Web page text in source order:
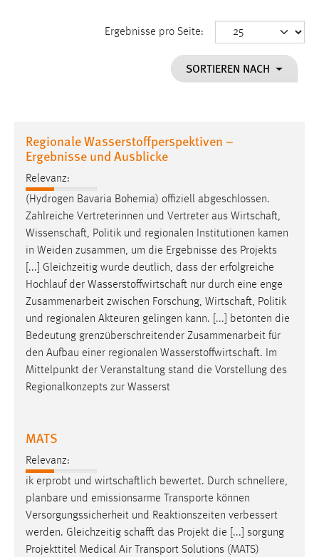
Ergebnisse pro Seite:
SORTIEREN NACH
Regionale Wasserstoffperspektiven –
Ergebnisse und Ausblicke
Relevanz:
(Hydrogen Bavaria Bohemia) offiziell abgeschlossen.
Zahlreiche Vertreterinnen und Vertreter aus Wirtschaft,
Wissenschaft, Politik und regionalen Institutionen kamen
in Weiden zusammen, um die Ergebnisse des Projekts
[...] Gleichzeitig wurde deutlich, dass der erfolgreiche
Hochlauf der Wasserstoffwirtschaft nur durch eine enge
Zusammenarbeit zwischen Forschung, Wirtschaft, Politik
und regionalen Akteuren gelingen kann. [...] betonten die
Bedeutung grenzüberschreitender Zusammenarbeit für
den Aufbau einer regionalen Wasserstoffwirtschaft. Im
Mittelpunkt der Veranstaltung stand die Vorstellung des
Regionalkonzepts zur Wasserst
MATS
Relevanz:
ik erprobt und wirtschaftlich bewertet. Durch schnellere,
planbare und emissionsarme Transporte können
Versorgungssicherheit und Reaktionszeiten verbessert
werden. Gleichzeitig schafft das Projekt die [...] sorgung
Projekttitel Medical Air Transport Solutions (MATS)
Dieser Cookie speichert die ausgewählten Einverständnis-
Performance
Name:
staticfilecache
Zweck:
Für performante Seitenauslieferung wird in diesem Cookie
gespeichert, ob man eingeloggt ist.
Sprachpräferenz
Name:
site-language-preference
Zweck:
Das Cookie speichert die gewählte Sprache der Website.
Cookie Laufzeit:
Chat
Name:
chat-frame-style-5e9dbeb1811c0446
Zweck:
Wird benötigt um die Chatfunktion nutzen zu können.